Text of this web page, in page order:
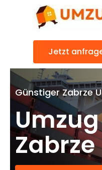
Jetzt
Günstiger Zabrze
Zabrze